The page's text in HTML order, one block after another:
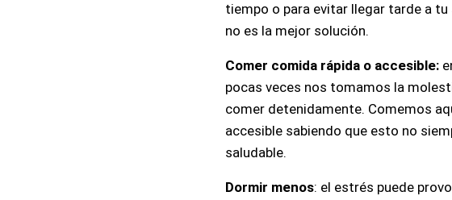
tiempo o para evitar llegar tarde a
no es la mejor solución.
Comer comida rápida o accesible:
pocas veces nos tomamos la
comer detenidamente. Comemos
accesible sabiendo que esto no
saludable.
Dormir menos: el estrés puede